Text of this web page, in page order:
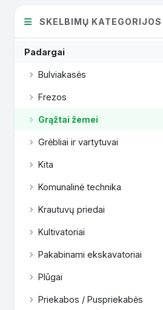
SKELBIMŲ KATEGORIJOS
Padargai
Bulviakasės
Frezos
Grąžtai žemei
Grėbliai ir vartytuvai
Kita
Komunalinė technika
Krautuvų priedai
Kultivatoriai
Pakabinami ekskavatoriai
Plūgai
Priekabos / Puspriekabės